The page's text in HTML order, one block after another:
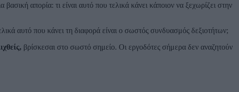
απορία: τι είναι αυτό που τελικά κάνει κάποιον να ξεχωρίζει στην
αυτό που κάνει τη διαφορά είναι ο σωστός συνδυασμός δεξιοτήτων;
βρίσκεσαι στο σωστό σημείο. Οι εργοδότες σήμερα δεν αναζητούν